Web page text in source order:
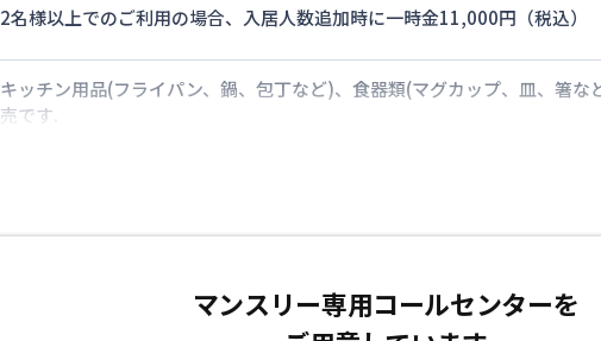
2名様以上でのご利用の場合、入居人数追加時に一時金11,000円（税込）
キッチン用品(フライパン、鍋、包丁など)、食器類(マグカップ、皿、箸
売です.
マンスリー専用コールセンターを